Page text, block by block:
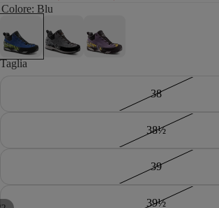
Colore: Blu
Taglia
38
38½
39
39½